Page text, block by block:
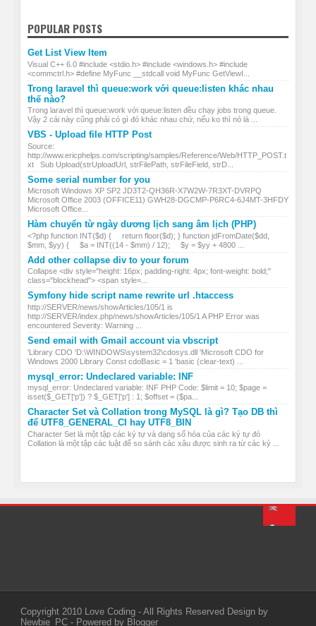
POPULAR POSTS
Get List View Item
Visual C++ 6.0 #include <stdio.h> #include <windows.h> #include
<commctrl.h> #define MyFunc __stdcall void MyFunc GetViewI...
Trong laravel thì queue:work với queue:listen khác nhau
thế nào?
Trong laravel thì queue:work với queue:listen đều chạy jobs trong queue.
Vậy 2 cái này cũng phải có gì đó khác nhau chứ, nếu ko thì nó là ...
VBS - Upload file HTTP Post
Source:
http://www.ericphelps.com/scripting/samples/Reference/Web/HTTP_POST.t
xt Sub Upload(strUploadUrl, strFilePath, strFileField, strD...
Some serial number for you
Microsoft Windows XP SP2 JD3T2-QH36R-X7W2W-7R3XT-DVRPQ
Microsoft Office 2003 (OFFICE11) GWH28-DGCMP-P6RC4-6J4MT-3HFDY
Microsoft Office...
Hàm chuyển từ ngày dương lịch sang âm lịch (PHP)
<?php function INT($d) { return floor($d); } function jdFromDate($dd,
$mm, $yy) { $a = INT((14 - $mm) / 12); $y = $yy + 4800 ...
Add other collapse div to your forum
Collapse <div style="height: 16px; padding-right: 4px; font-weight: bold;"
class="blockhead"> <span style=...
Symfony hide script name rewrite url .htaccess
http://SERVER/news/showArticles/105/1 is
http://SERVER/index.php/news/showArticles/105/1 A PHP Error was
encountered Severity: Warning ...
Send email with Gmail account via vbscript
'Library CDO 'D:\WINDOWS\system32\cdosys.dll 'Microsoft CDO for
Windows 2000 Library Const cdoBasic = 1 'basic (clear-text) ...
mysql_error: Undeclared variable: INF
mysql_error: Undeclared variable: INF PHP Code: $limit = 10; $page =
isset($_GET['p']) ? $_GET['p'] : 1; $offset = ($pa...
Character Set và Collation trong MySQL là gì? Tạo DB thì
để UTF8_GENERAL_CI hay UTF8_BIN
Character Set là một tập các ký tự và dạng số hóa của các ký tự đó
Collation là một tập các luật để so sánh các xâu được sinh ra từ các ký ...
Copyright 2010 Love Coding - All Rights Reserved Design by
Newbie_PC - Powered by Blogger